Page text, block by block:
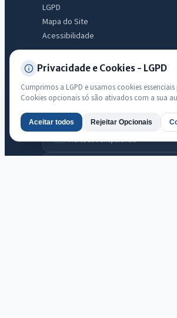
LGPD
Mapa do Site
Acessibilidade
Transparência
Radar da Transparência
Diagnóstico Atricon
Índice de transparência
Privacidade e Cookies - LGPD
Cumprimos a LGPD e usamos cookies
Cookies opcionais só são ativados com a sua
Aceitar todos Rejeitar Opcionais